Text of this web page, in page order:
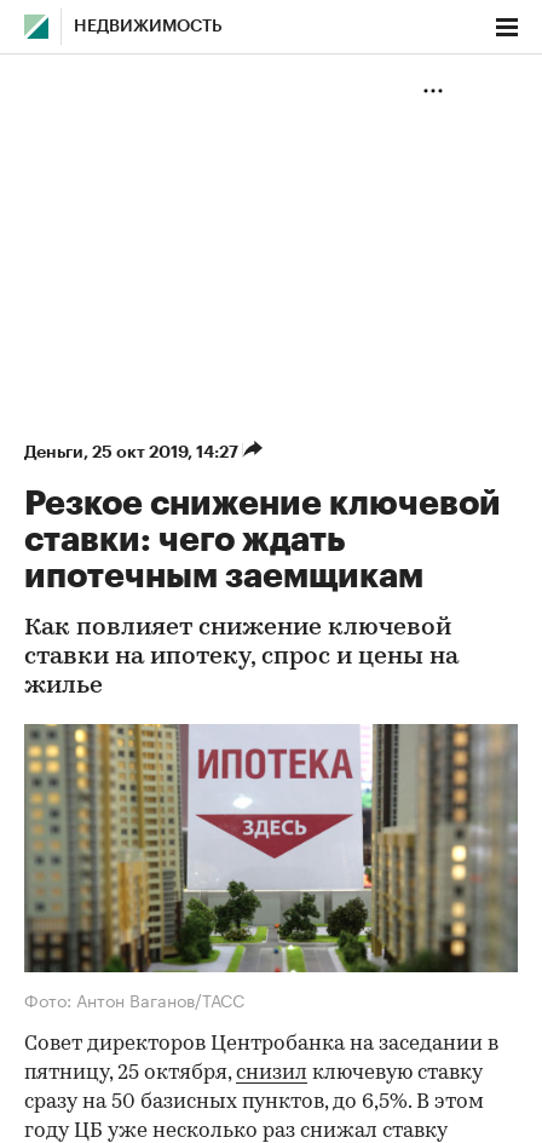
НЕДВИЖИМОСТЬ
Деньги⁠, 25 окт 2019, 14:27
Резкое снижение ключевой
ставки: чего ждать
ипотечным заемщикам
Как повлияет снижение ключевой
ставки на ипотеку, спрос и цены на
жилье
Фото: Антон Ваганов/ТАСС
Совет директоров Центробанка на заседании в
пятницу, 25 октября,снизил ключевую ставку
сразу на 50 базисных пунктов, до 6,5%. В этом
году ЦБ уже несколько раз снижал ставку